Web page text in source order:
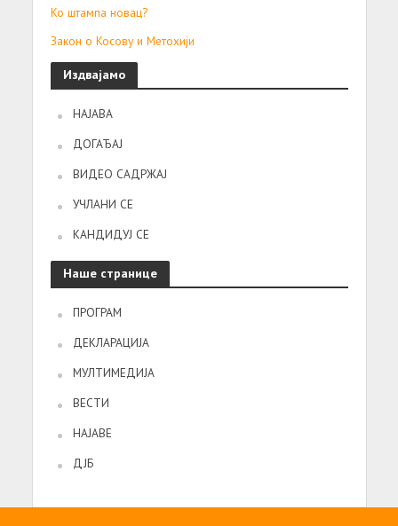
Ко штампа новац?
Закон о Косову и Метохији
Издвајамо
НАЈАВА
ДОГАЂАЈ
ВИДЕО САДРЖАЈ
УЧЛАНИ СЕ
КАНДИДУЈ СЕ
Наше странице
ПРОГРАМ
ДЕКЛАРАЦИЈА
МУЛТИМЕДИЈА
ВЕСТИ
НАЈАВЕ
ДЈБ